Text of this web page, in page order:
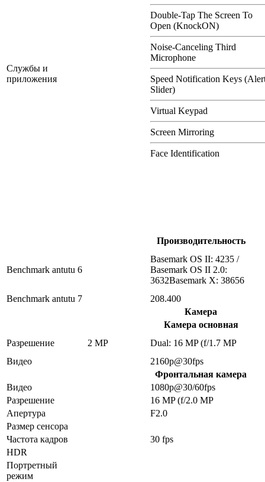
Службы и
приложения
Double-Tap The Screen To
Open (KnockON)
Noise-Canceling Third
Microphone
Speed Notification Keys
Slider)
Virtual Keypad
Screen Mirroring
Face Identification
Производительность
Benchmark antutu 6
Basemark OS II: 4235 /
Basemark OS II 2.0:
3632Basemark X: 38656
Benchmark antutu 7
208.400
Камера
Камера основная
Разрешение
2 MP
Dual: 16 MP (f/1.7 MP
Видео
2160p@30fps
Фронтальная камера
Видео
1080p@30/60fps
Разрешение
16 MP (f/2.0 MP
Апертура
F2.0
Размер сенсора
Частота кадров
30 fps
HDR
Портретный
режим